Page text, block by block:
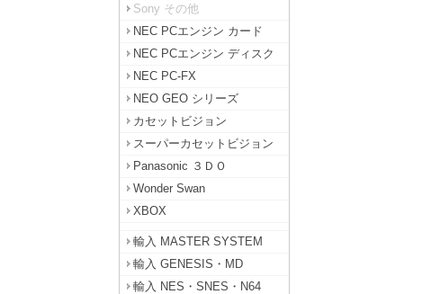
Sony その他
NEC PCエンジン カード
NEC PCエンジン ディスク
NEC PC-FX
NEO GEO シリーズ
カセットビジョン
スーパーカセットビジョン
Panasonic ３ＤＯ
Wonder Swan
XBOX
輸入 MASTER SYSTEM
輸入 GENESIS・MD
輸入 NES・SNES・N64